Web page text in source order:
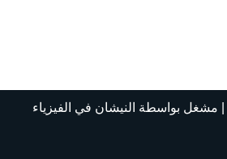
| مشغل بواسطة النيشان في الفيزياء